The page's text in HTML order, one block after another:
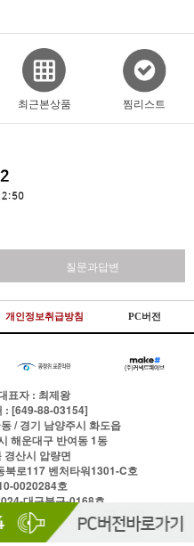
최근본상품 찜리스트
질문과답변
개인정보취급방침 PC버전
표자 : 최제왕
: [649-88-03154]
/ 경기 남양주시 화도읍
해운대구 반여동 1동
경산시 압량면
북로117 벤처타워1301-C호
0020284호
대구북구-0168호
팩스
정보처리방침